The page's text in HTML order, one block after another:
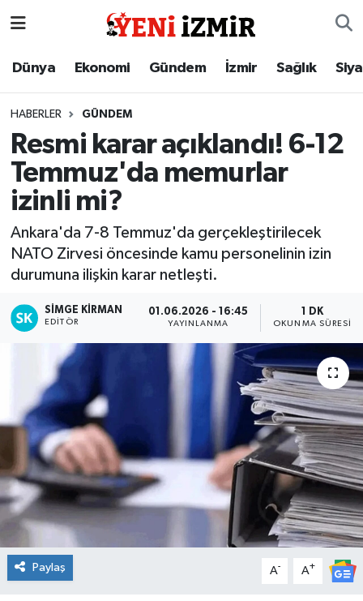
Dünya Ekonomi Gündem İzmir Sağlık
HABERLER GÜNDEM
Resmi karar açıklandı! 6-12
Temmuz'da memurlar
izinli mi?
Ankara'da 7-8 Temmuz'da gerçekleştirilecek
NATO Zirvesi öncesinde kamu personelinin izin
durumuna ilişkin karar netleşti.
SIMGE KİRMAN
EDITÖR
01.06.2026 - 16:45
YAYINLANMA
1 DK
OKUNMA SÜRESI
Paylaş A- A+
Dünya
Gündem
İzmir
Sağlık
Siyaset
Magazin
Resmi İlanlar
Spor
Teknoloji
Tatil ve Seyahat
Çevre
Okul Gazetesi
İzmir Nöbetçi Eczaneler
İzmir Namaz Vakitleri
İzmir Trafik Yoğunluk Haritası
Süper Lig Puan Durumu ve Fikstür
Tüm Manşetler
Son Dakika Haberleri
Haber Arşivi